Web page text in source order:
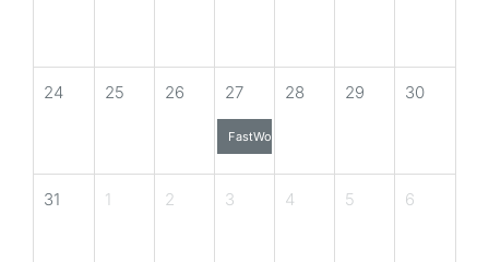
24 25 26 27
FastWood Onlineseminar – Folge 20
28 29 30
31 1 2 3 4 5 6